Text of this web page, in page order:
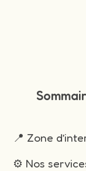
📍 Zone
⚙️ Nos